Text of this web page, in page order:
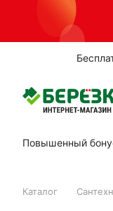
Повышенный
Каталог